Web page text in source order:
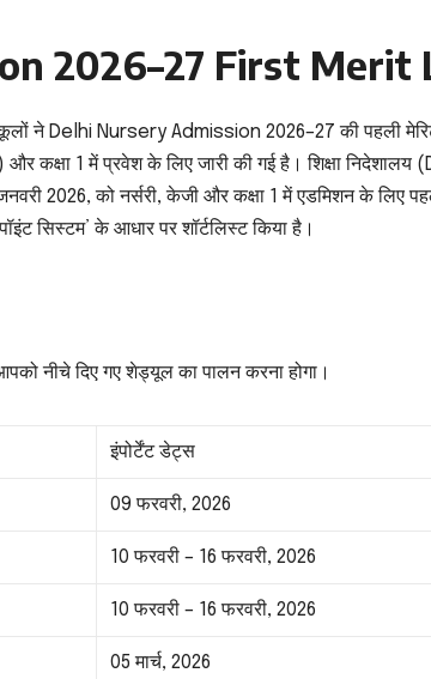
2026–27 First Merit
ने Delhi Nursery Admission 2026–27 की पहली
कक्षा 1 में प्रवेश के लिए जारी की गई है। शिक्षा
2026, को नर्सरी, केजी और कक्षा 1 में एडमिशन के लिए
सिस्टम’ के आधार पर शॉर्टलिस्ट किया है।
नीचे दिए गए शेड्यूल का पालन करना होगा।
इंपोर्टेंट डेट्स
09 फरवरी, 2026
10 फरवरी – 16 फरवरी, 2026
10 फरवरी – 16 फरवरी, 2026
05 मार्च, 2026